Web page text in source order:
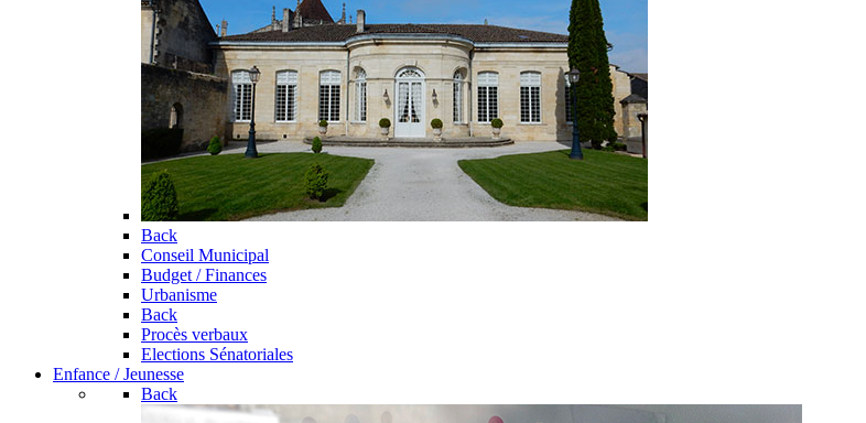
Back
Conseil Municipal
Budget / Finances
Urbanisme
Back
Procès verbaux
Elections Sénatoriales
Enfance / Jeunesse
Back